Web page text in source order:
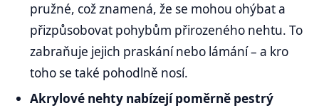
pružné, což znamená, že se mohou ohýbat a
přizpůsobovat pohybům přirozeného nehtu. To
zabraňuje jejich praskání nebo lámání – a kro
toho se také pohodlně nosí.
Akrylové nehty nabízejí poměrně pestrý